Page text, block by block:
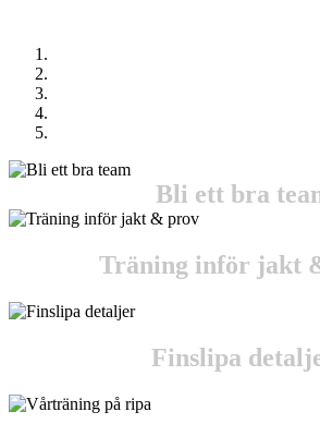
Bli ett bra
Träning inför jakt
Finslipa